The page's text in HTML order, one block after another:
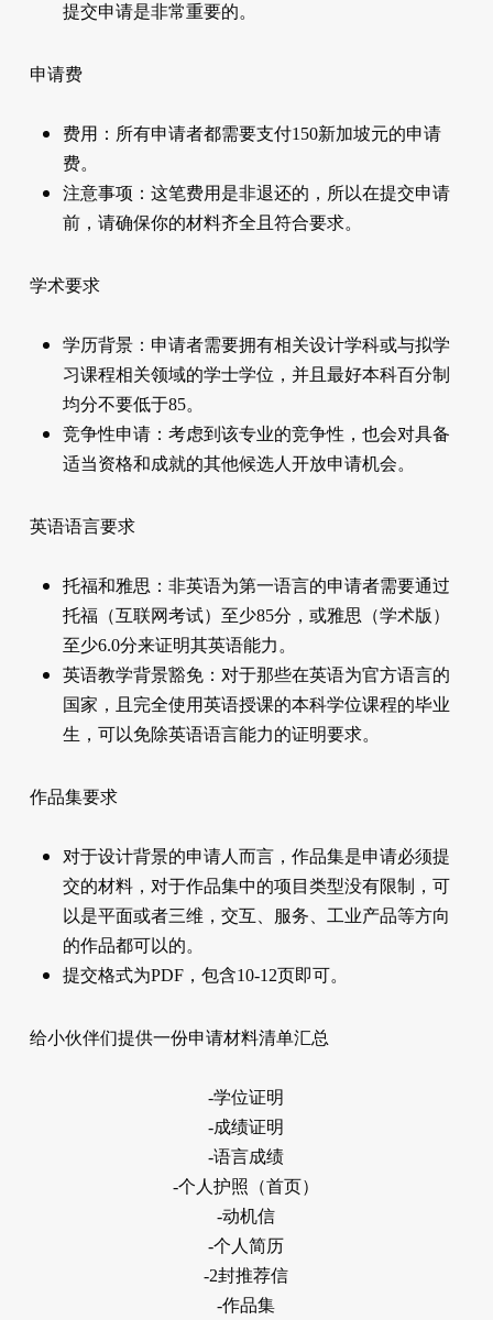
提交申请是非常重要的。
申请费
费用：所有申请者都需要支付150新加坡元的申请
费。
注意事项：这笔费用是非退还的，所以在提交申请
前，请确保你的材料齐全且符合要求。
学术要求
学历背景：申请者需要拥有相关设计学科或与拟学
习课程相关领域的学士学位，并且最好本科百分制
均分不要低于85。
竞争性申请：考虑到该专业的竞争性，也会对具备
适当资格和成就的其他候选人开放申请机会。
英语语言要求
托福和雅思：非英语为第一语言的申请者需要通过
托福（互联网考试）至少85分，或雅思（学术版）
至少6.0分来证明其英语能力。
英语教学背景豁免：对于那些在英语为官方语言的
国家，且完全使用英语授课的本科学位课程的毕业
生，可以免除英语语言能力的证明要求。
作品集要求
对于设计背景的申请人而言，作品集是申请必须提
交的材料，对于作品集中的项目类型没有限制，可
以是平面或者三维，交互、服务、工业产品等方向
的作品都可以的。
提交格式为PDF，包含10-12页即可。
给小伙伴们提供一份申请材料清单汇总
-学位证明
-成绩证明
-语言成绩
-个人护照（首页）
-动机信
-个人简历
-2封推荐信
-作品集